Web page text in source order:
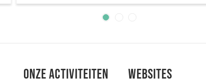
Onze activiteiten Websites